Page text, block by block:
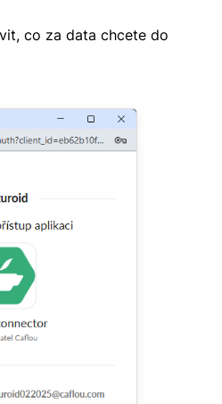
co za data chcete do